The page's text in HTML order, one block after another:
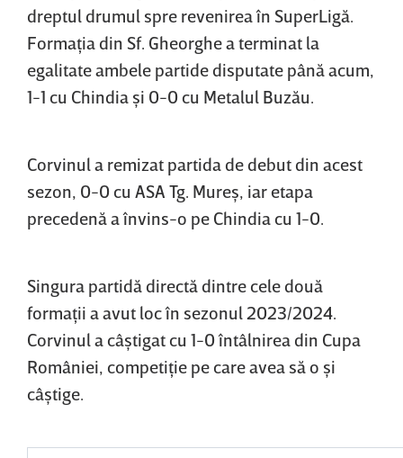
dreptul drumul spre revenirea în SuperLigă.
Formaţia din Sf. Gheorghe a terminat la
egalitate ambele partide disputate până acum,
1-1 cu Chindia şi 0-0 cu Metalul Buzău.
Corvinul a remizat partida de debut din acest
sezon, 0-0 cu ASA Tg. Mureş, iar etapa
precedenă a învins-o pe Chindia cu 1-0.
Singura partidă directă dintre cele două
formaţii a avut loc în sezonul 2023/2024.
Corvinul a câştigat cu 1-0 întâlnirea din Cupa
României, competiţie pe care avea să o şi
câştige.